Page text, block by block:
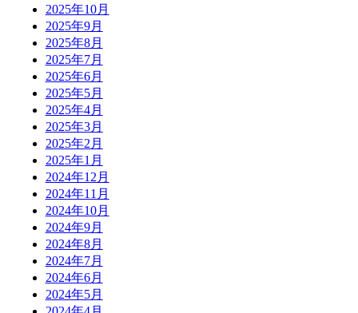
2025年10月
2025年9月
2025年8月
2025年7月
2025年6月
2025年5月
2025年4月
2025年3月
2025年2月
2025年1月
2024年12月
2024年11月
2024年10月
2024年9月
2024年8月
2024年7月
2024年6月
2024年5月